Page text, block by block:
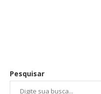
Pesquisar